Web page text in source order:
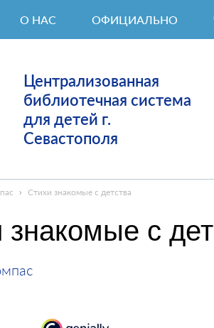
О НАС ОФИЦИАЛЬНО
Централизованная
библиотечная система
для детей г.
Севастополя
› Стихи знакомые с детства
знакомые с